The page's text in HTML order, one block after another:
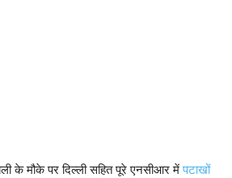
के मौके पर दिल्ली सहित पूरे एनसीआर मेंपटाखों